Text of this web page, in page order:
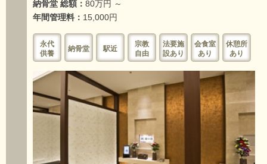
納骨堂 総額： 80万円 ～
年間管理料： 15,000円
永代
供養
納骨堂 駅近
宗教
自由
法要施
設あり
会食室
あり
休憩所
あり